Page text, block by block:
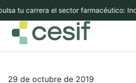
tu carrera el sector farmacéutico:
29 de octubre de 2019